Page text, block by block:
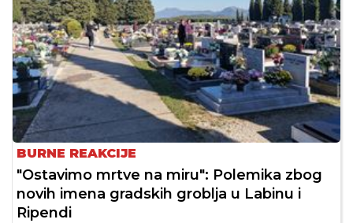
BURNE REAKCIJE
"Ostavimo mrtve na miru": Polemika zbog
novih imena gradskih groblja u Labinu i
Ripendi